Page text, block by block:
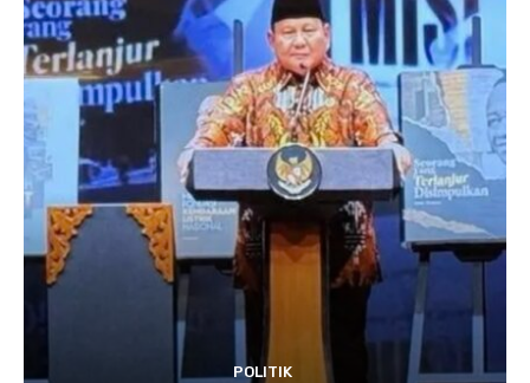
POLITIK